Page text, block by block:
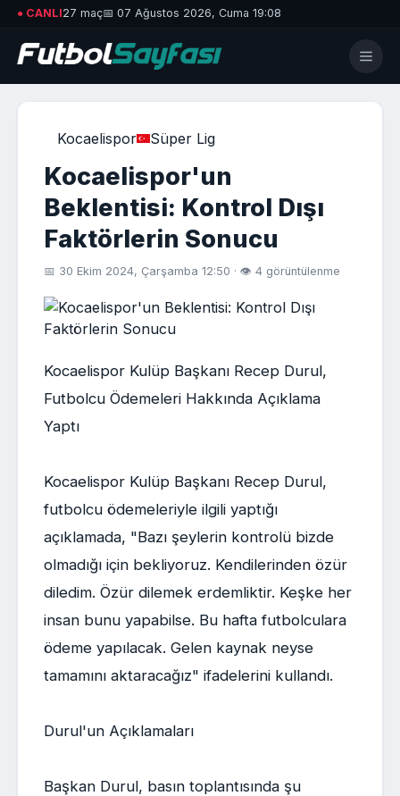
● CANLI27 maç📅 07 Ağustos 2026, Cuma 19:08
Kocaelispor Süper Lig
Kocaelispor'un
Beklentisi: Kontrol Dışı
Faktörlerin Sonucu
📅 30 Ekim 2024, Çarşamba 12:50 · 👁 4 görüntülenme
Kocaelispor Kulüp Başkanı Recep Durul,
Futbolcu Ödemeleri Hakkında Açıklama
Yaptı
Kocaelispor Kulüp Başkanı Recep Durul,
futbolcu ödemeleriyle ilgili yaptığı
açıklamada, "Bazı şeylerin kontrolü bizde
olmadığı için bekliyoruz. Kendilerinden özür
diledim. Özür dilemek erdemliktir. Keşke her
insan bunu yapabilse. Bu hafta futbolculara
ödeme yapılacak. Gelen kaynak neyse
tamamını aktaracağız" ifadelerini kullandı.
Durul'un Açıklamaları
Başkan Durul, basın toplantısında şu